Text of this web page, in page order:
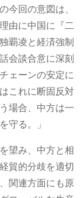
今回の意図は、
由に中国に『二
覇凌と経済強制
会談合意に深刻
ェーンの安定に
これに断固反対
場合、中方は一
守る。」
望み、中方と相
貿的分歧を適切
関連方面にも原